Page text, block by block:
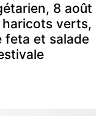
8 août
verts,
feta et salade